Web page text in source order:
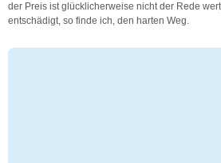
der Preis ist glücklicherweise nicht der Rede
entschädigt, so finde ich, den harten Weg.